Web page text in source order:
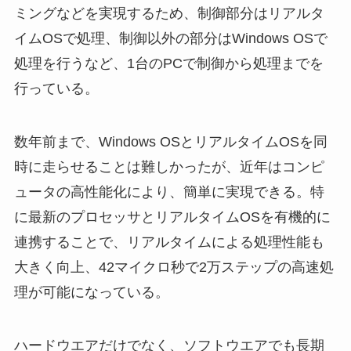
ミングなどを実現するため、制御部分はリアルタ
イムOSで処理、制御以外の部分はWindows OSで
処理を行うなど、1台のPCで制御から処理までを
行っている。
数年前まで、Windows OSとリアルタイムOSを同
時に走らせることは難しかったが、近年はコンピ
ュータの高性能化により、簡単に実現できる。特
に最新のプロセッサとリアルタイムOSを有機的に
連携することで、リアルタイムによる処理性能も
大きく向上、42マイクロ秒で2万ステップの高速処
理が可能になっている。
ハードウエアだけでなく、ソフトウエアでも長期